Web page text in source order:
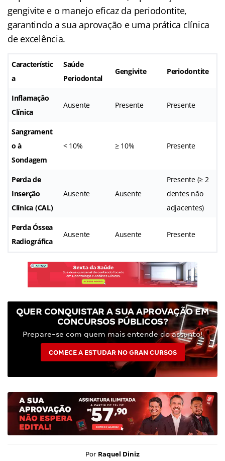
gengivite e o manejo eficaz da periodontite,
garantindo a sua aprovação e uma prática clínica
de excelência.
Característic
a
Saúde
Periodontal
Gengivite Periodontite
Inflamação
Clínica
Ausente Presente Presente
Sangrament
o à
Sondagem
< 10% ≥ 10% Presente
Perda de
Inserção
Clínica (CAL)
Ausente Ausente
Presente (≥ 2
dentes não
adjacentes)
Perda Óssea
Radiográfica
Ausente Ausente Presente
QUER CONQUISTAR A SUA APROVAÇÃO EM
CONCURSOS PÚBLICOS?
Prepare-se com quem mais entende do assunto!
COMECE A ESTUDAR NO GRAN CURSOS
Por Raquel Diniz